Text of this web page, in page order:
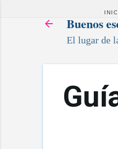
Buenos
El lugar de